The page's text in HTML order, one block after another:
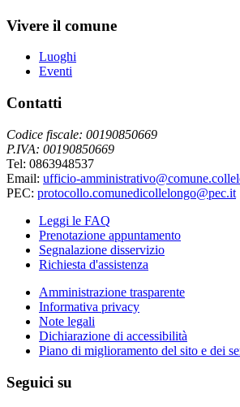
Vivere il comune
Luoghi
Eventi
Contatti
Codice fiscale: 00190850669
P.IVA: 00190850669
Tel: 0863948537
Email: ufficio-
PEC: protocollo.comunedicollelongo@pec.it
Leggi le FAQ
Prenotazione appuntamento
Segnalazione disservizio
Richiesta d'assistenza
Amministrazione trasparente
Informativa privacy
Note legali
Dichiarazione di accessibilità
Piano di miglioramento del sito e dei
Seguici su